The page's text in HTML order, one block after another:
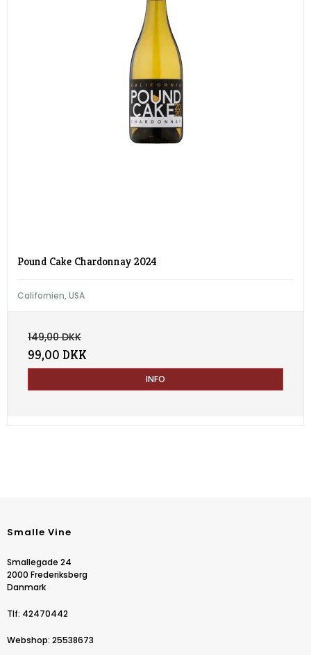
Pound Cake Chardonnay 2024
Californien, USA
149,00 DKK
99,00 DKK
INFO
Smalle Vine
Smallegade 24
2000 Frederiksberg
Danmark
Tlf: 42470442
Webshop: 25538673